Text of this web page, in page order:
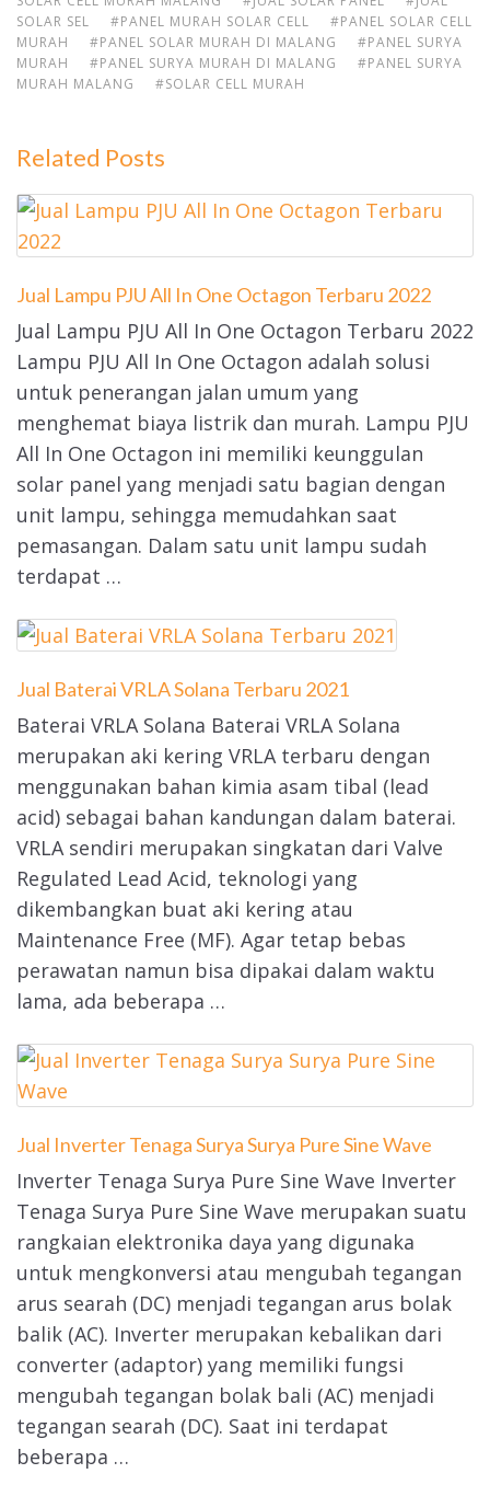
SOLAR SEL
#PANEL MURAH SOLAR CELL
#PANEL SOLAR CELL
MURAH
#PANEL SOLAR MURAH DI MALANG
#PANEL SURYA
MURAH
#PANEL SURYA MURAH DI MALANG
#PANEL SURYA
MURAH MALANG
#SOLAR CELL MURAH
Related Posts
Jual Lampu PJU All In One Octagon Terbaru 2022
Jual Lampu PJU All In One Octagon Terbaru 2022
Lampu PJU All In One Octagon adalah solusi
untuk penerangan jalan umum yang
menghemat biaya listrik dan murah. Lampu PJU
All In One Octagon ini memiliki keunggulan
solar panel yang menjadi satu bagian dengan
unit lampu, sehingga memudahkan saat
pemasangan. Dalam satu unit lampu sudah
terdapat …
Jual Baterai VRLA Solana Terbaru 2021
Baterai VRLA Solana Baterai VRLA Solana
merupakan aki kering VRLA terbaru dengan
menggunakan bahan kimia asam tibal (lead
acid) sebagai bahan kandungan dalam baterai.
VRLA sendiri merupakan singkatan dari Valve
Regulated Lead Acid, teknologi yang
dikembangkan buat aki kering atau
Maintenance Free (MF). Agar tetap bebas
perawatan namun bisa dipakai dalam waktu
lama, ada beberapa …
Jual Inverter Tenaga Surya Surya Pure Sine Wave
Inverter Tenaga Surya Pure Sine Wave Inverter
Tenaga Surya Pure Sine Wave merupakan suatu
rangkaian elektronika daya yang digunaka
untuk mengkonversi atau mengubah tegangan
arus searah (DC) menjadi tegangan arus bolak
balik (AC). Inverter merupakan kebalikan dari
converter (adaptor) yang memiliki fungsi
mengubah tegangan bolak bali (AC) menjadi
tegangan searah (DC). Saat ini terdapat
beberapa …